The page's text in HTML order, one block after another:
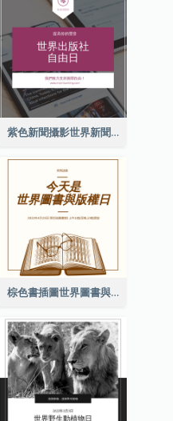
紫色新聞攝影世界新聞自由日Instagram帖子
棕色書插圖世界圖書與版權日Instagram帖子